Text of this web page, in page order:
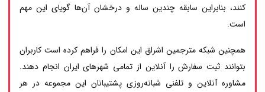
کنند، بنابراین سابقه چندین ساله و درخشان آن‌ها گویای این مهم
است.
همچنین شبکه مترجمین اشراق این امکان را فراهم کرده است کاربران
بتوانند ثبت سفارش را آنلاین از تمامی شهرهای ایران انجام دهند.
مشاوره آنلاین و تلفنی شبانه‌روزی پشتیبانان این مجموعه در هر